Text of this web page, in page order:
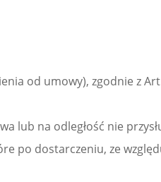
od umowy), zgodnie z
lub na odległość nie
po dostarczeniu, ze